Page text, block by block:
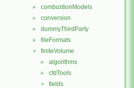
► combustionModels
► conversion
► dummyThirdParty
► fileFormats
▼ finiteVolume
► algorithms
► cfdTools
▼ fields